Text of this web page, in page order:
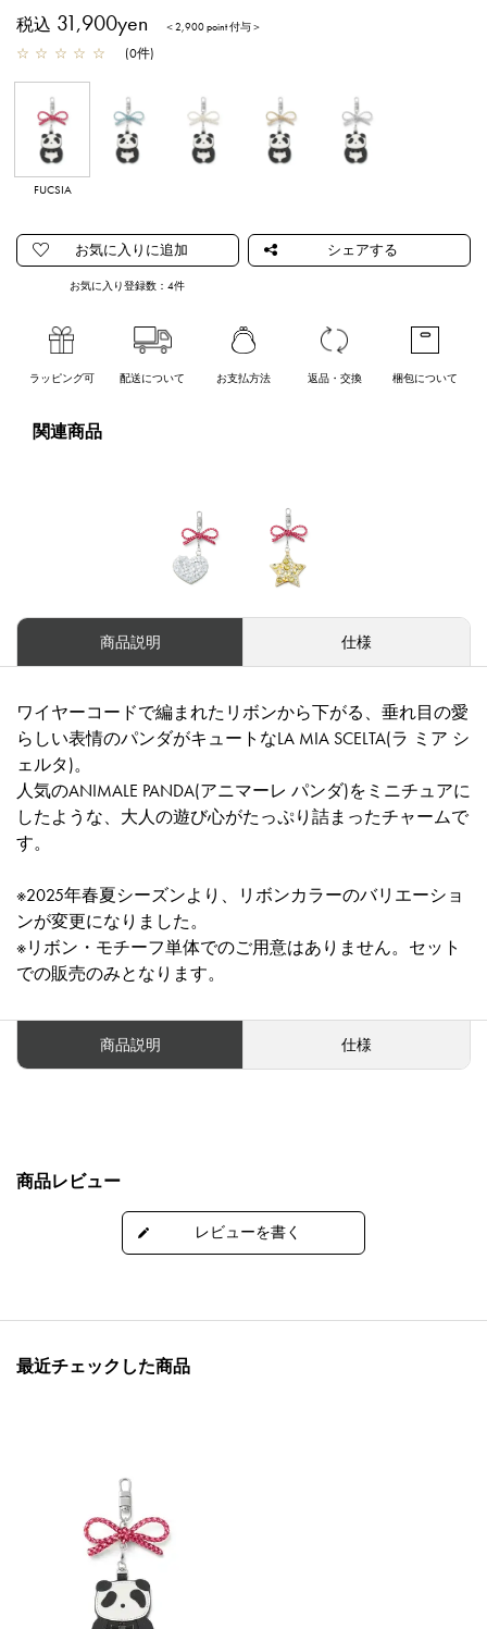
税込 31,900yen ＜2,900 point 付与＞
☆ ☆ ☆ ☆ ☆ (0件)
FUCSIA
お気に入り登録数：4件
ラッピング可 配送について お支払方法 返品・交換 梱包について
関連商品
商品説明 仕様
ワイヤーコードで編まれたリボンから下がる、垂れ目の愛
らしい表情のパンダがキュートなLA MIA SCELTA(ラ ミア シ
ェルタ)。
人気のANIMALE PANDA(アニマーレ パンダ)をミニチュアに
したような、大人の遊び心がたっぷり詰まったチャームで
す。
※2025年春夏シーズンより、リボンカラーのバリエーショ
ンが変更になりました。
※リボン・モチーフ単体でのご用意はありません。セット
での販売のみとなります。
商品説明 仕様
商品レビュー
最近チェックした商品